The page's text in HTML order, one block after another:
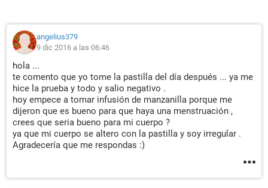
angelius379
9 dic 2016 a las 06:46
hola ...
te comento que yo tome la pastilla del día después ... ya me
hice la prueba y todo y salio negativo .
hoy empece a tomar infusión de manzanilla porque me
dijeron que es bueno para que haya una menstruación ,
crees que seria bueno para mi cuerpo ?
ya que mi cuerpo se altero con la pastilla y soy irregular .
Agradecería que me respondas :)